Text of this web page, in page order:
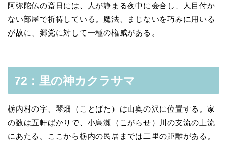
阿弥陀仏の斎日には、人が静まる夜中に会合し、人目付か
ない部屋で祈祷している。魔法、まじないを巧みに用いる
が故に、郷党に対して一種の権威がある。
72：里の神カクラサマ
栃内村の字、琴畑（ことばた）は山奥の沢に位置する。家
の数は五軒ばかりで、小烏瀬（こがらせ）川の支流の上流
にあたる。ここから栃内の民居までは二里の距離がある。